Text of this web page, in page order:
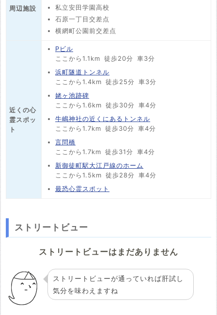
周辺施設
私立安田学園高校
石原一丁目交差点
横網町公園前交差点
近くの心
霊スポッ
ト
Pビル
ここから1.1km 徒歩20分
車3分
浜町隧道トンネル
ここから1.4km 徒歩25分
車3分
姥ヶ池跡碑
ここから1.6km 徒歩30分
車4分
牛嶋神社の近くにあるトンネル
ここから1.7km 徒歩30分
車4分
言問橋
ここから1.7km 徒歩31分
車4分
新御徒町駅大江戸線のホーム
ここから1.5km 徒歩28分
車4分
最恐心霊スポット
ストリートビュー
ストリートビューはまだありません
ストリートビューが通っていれば肝試し
気分を味わえますね